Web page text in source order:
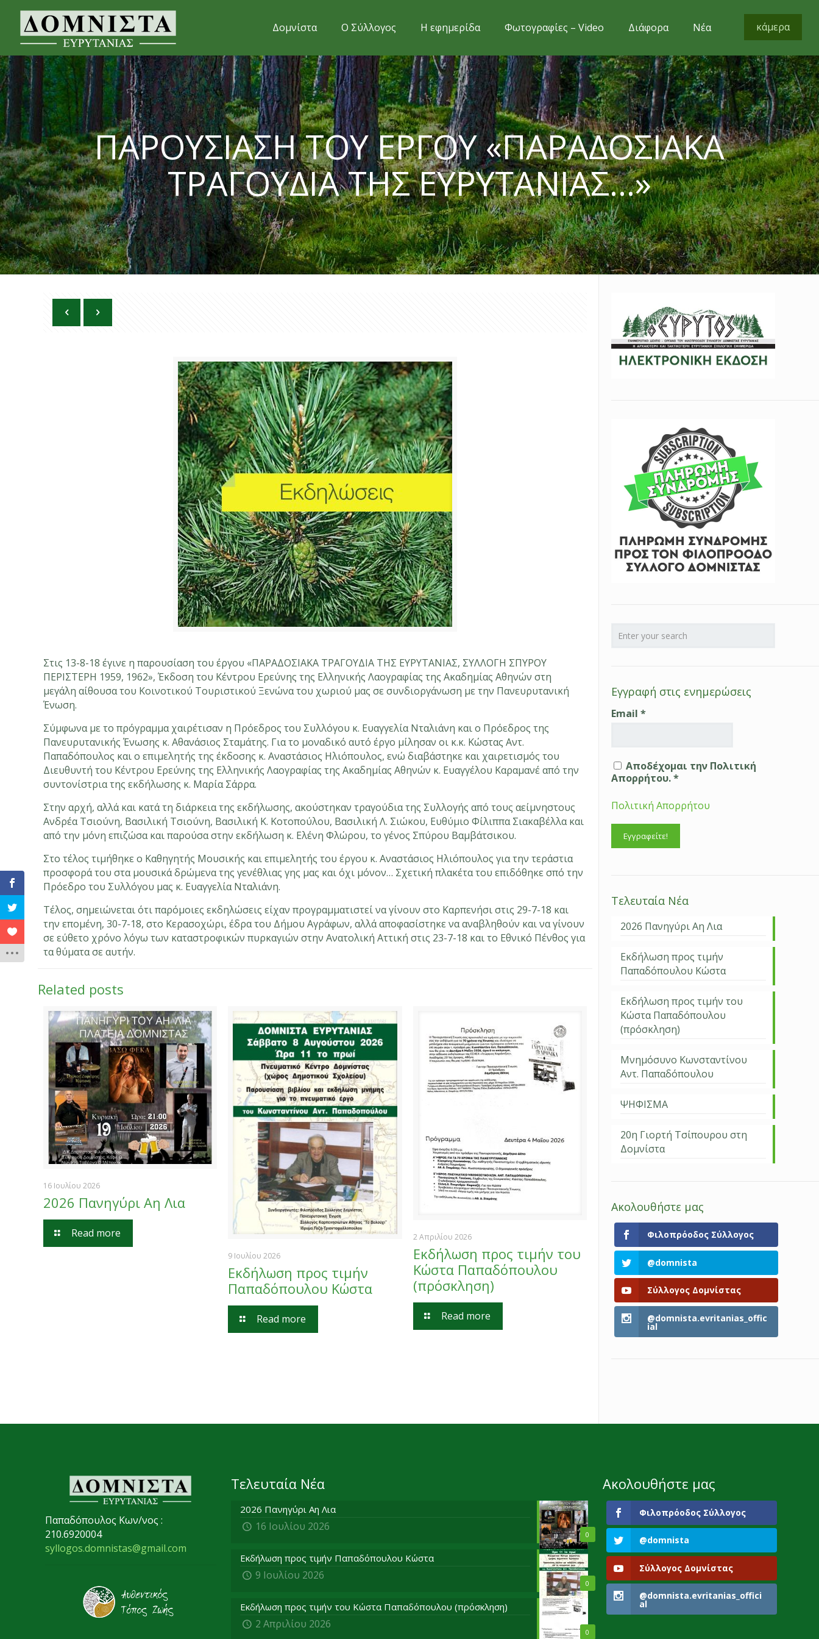
Δομνίστα Ο Σύλλογος Η εφημερίδα Φωτογραφίες – Video Διάφορα Νέα κάμερα
ΠΑΡΟΥΣΙΑΣΗ ΤΟΥ ΕΡΓΟΥ «ΠΑΡΑΔΟΣΙΑΚΑ
ΤΡΑΓΟΥΔΙΑ ΤΗΣ ΕΥΡΥΤΑΝΙΑΣ…»
Στις 13-8-18 έγινε η παρουσίαση του έργου «ΠΑΡΑΔΟΣΙΑΚΑ ΤΡΑΓΟΥΔΙΑ ΤΗΣ ΕΥΡΥΤΑΝΙΑΣ, ΣΥΛΛΟΓΗ ΣΠΥΡΟΥ
ΠΕΡΙΣΤΕΡΗ 1959, 1962», Έκδοση του Κέντρου Ερεύνης της Ελληνικής Λαογραφίας της Ακαδημίας Αθηνών στη
μεγάλη αίθουσα του Κοινοτικού Τουριστικού Ξενώνα του χωριού μας σε συνδιοργάνωση με την Πανευρυτανική
Ένωση.
Σύμφωνα με το πρόγραμμα χαιρέτισαν η Πρόεδρος του Συλλόγου κ. Ευαγγελία Νταλιάνη και ο Πρόεδρος της
Πανευρυτανικής Ένωσης κ. Αθανάσιος Σταμάτης. Για το μοναδικό αυτό έργο μίλησαν οι κ.κ. Κώστας Αντ.
Παπαδόπουλος και ο επιμελητής της έκδοσης κ. Αναστάσιος Ηλιόπουλος, ενώ διαβάστηκε και χαιρετισμός του
Διευθυντή του Κέντρου Ερεύνης της Ελληνικής Λαογραφίας της Ακαδημίας Αθηνών κ. Ευαγγέλου Καραμανέ από την
συντονίστρια της εκδήλωσης κ. Μαρία Σάρρα.
Στην αρχή, αλλά και κατά τη διάρκεια της εκδήλωσης, ακούστηκαν τραγούδια της Συλλογής από τους αείμνηστους
Ανδρέα Τσιούνη, Βασιλική Τσιούνη, Βασιλική Κ. Κοτοπούλου, Βασιλική Λ. Σιώκου, Ευθύμιο Φίλιππα Σιακαβέλλα και
από την μόνη επιζώσα και παρούσα στην εκδήλωση κ. Ελένη Φλώρου, το γένος Σπύρου Βαμβάτσικου.
Στο τέλος τιμήθηκε ο Καθηγητής Μουσικής και επιμελητής του έργου κ. Αναστάσιος Ηλιόπουλος για την τεράστια
προσφορά του στα μουσικά δρώμενα της γενέθλιας γης μας και όχι μόνον… Σχετική πλακέτα του επιδόθηκε σπό την
Πρόεδρο του Συλλόγου μας κ. Ευαγγελία Νταλιάνη.
Τέλος, σημειώνεται ότι παρόμοιες εκδηλώσεις είχαν προγραμματιστεί να γίνουν στο Καρπενήσι στις 29-7-18 και
την επομένη, 30-7-18, στο Κερασοχώρι, έδρα του Δήμου Αγράφων, αλλά αποφασίστηκε να αναβληθούν και να γίνουν
σε εύθετο χρόνο λόγω των καταστροφικών πυρκαγιών στην Ανατολική Αττική στις 23-7-18 και το Εθνικό Πένθος για
τα θύματα σε αυτήν.
Related posts
16 Ιουλίου 2026
2026 Πανηγύρι Αη Λια
Read more
9 Ιουλίου 2026
Εκδήλωση προς τιμήν
Παπαδόπουλου Κώστα
Read more
2 Απριλίου 2026
Εκδήλωση προς τιμήν του
Κώστα Παπαδόπουλου
(πρόσκληση)
Read more
Εγγραφή στις ενημερώσεις
Email *
Αποδέχομαι την Πολιτική
Απορρήτου. *
Πολιτική Απορρήτου
Τελευταία Νέα
2026 Πανηγύρι Αη Λια
Εκδήλωση προς τιμήν
Παπαδόπουλου Κώστα
Εκδήλωση προς τιμήν του
Κώστα Παπαδόπουλου
(πρόσκληση)
Μνημόσυνο Κωνσταντίνου
Αντ. Παπαδόπουλου
ΨΗΦΙΣΜΑ
20η Γιορτή Τσίπουρου στη
Δομνίστα
Ακολουθήστε μας
Φιλοπρόοδος Σύλλογος
@domnista
Σύλλογος Δομνίστας
@domnista.evritanias_offic
ial
Παπαδόπουλος Κων/νος :
210.6920004
syllogos.domnistas@gmail.com
Τελευταία Νέα
0
2026 Πανηγύρι Αη Λια
16 Ιουλίου 2026
0
Εκδήλωση προς τιμήν Παπαδόπουλου Κώστα
9 Ιουλίου 2026
0
Εκδήλωση προς τιμήν του Κώστα Παπαδόπουλου (πρόσκληση)
2 Απριλίου 2026
Ακολουθήστε μας
Φιλοπρόοδος Σύλλογος
@domnista
Σύλλογος Δομνίστας
@domnista.evritanias_offici
al